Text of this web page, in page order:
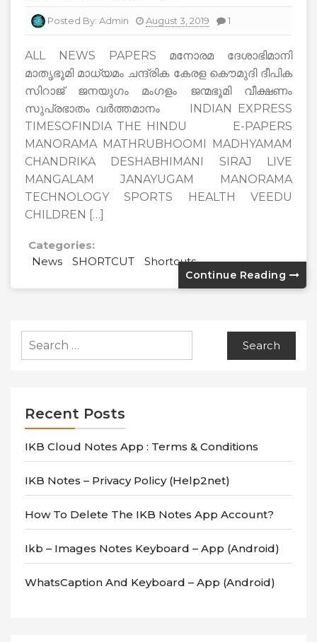
Posted By: Admin August 3, 2019 1
ALL NEWS PAPERS മനോരമ ദേശാഭിമാനി
മാതൃഭൂമി മാധ്യമം ചന്ദ്രിക കേരള കൌമുദി ദീപിക
സിറാജ് ജനയുഗം മംഗളം ജന്മഭൂമി വീക്ഷണം
സുപ്രഭാതം വര്‍ത്തമാനം INDIAN EXPRESS
TIMESOFINDIA THE HINDU E-PAPERS
MANORAMA MATHRUBHOOMI MADHYAMAM
CHANDRIKA DESHABHIMANI SIRAJ LIVE
MANGALAM JANAYUGAM MANORAMA
TECHNOLOGY SPORTS HEALTH VEEDU
CHILDREN […]
Categories:
News
SHORTCUT Shortcuts
Continue Reading
for:
Recent Posts
IKB Cloud Notes App : Terms & Conditions
IKB Notes – Privacy Policy (Help2net)
How To Delete The IKB Notes App Account?
Ikb – Images Notes Keyboard – App (android)
WhatsCaption And Keyboard – App (android)